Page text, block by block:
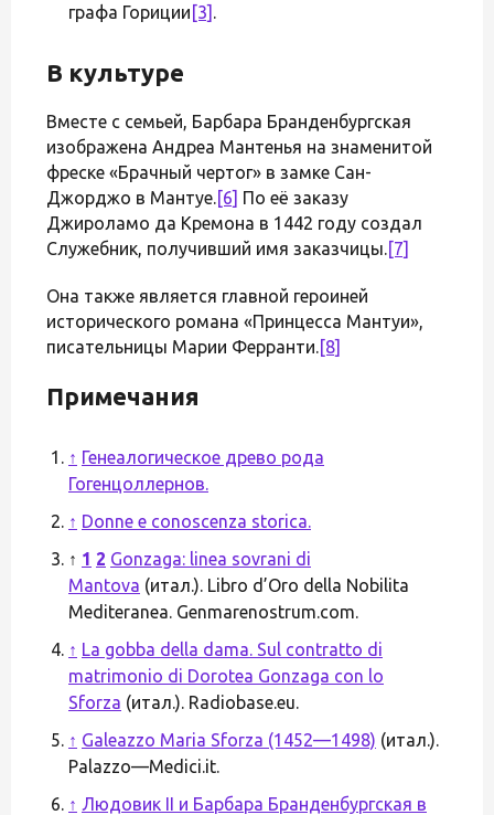
графа Гориции [3] .
В культуре
Вместе с семьей, Барбара Бранденбургская
изображена Андреа Мантенья на знаменитой
фреске «Брачный чертог» в замке Сан-
Джорджо в Мантуе.[6] По её заказу
Джироламо да Кремона в 1442 году создал
Служебник, получивший имя заказчицы.[7]
Она также является главной героиней
исторического романа «Принцесса Мантуи»,
писательницы Марии Ферранти.[8]
Примечания
↑ Генеалогическое древо рода
Гогенцоллернов.
↑ Donne e conoscenza storica.
↑ 1 2 Gonzaga: linea sovrani di
Mantova (итал.). Libro d’Oro della Nobilita
Mediteranea. Genmarenostrum.com.
↑ La gobba della dama. Sul contratto di
matrimonio di Dorotea Gonzaga con lo
Sforza (итал.). Radiobase.eu.
↑ Galeazzo Maria Sforza (1452—1498) (итал.).
Palazzo—Medici.it.
↑ Людовик II и Барбара Бранденбургская в